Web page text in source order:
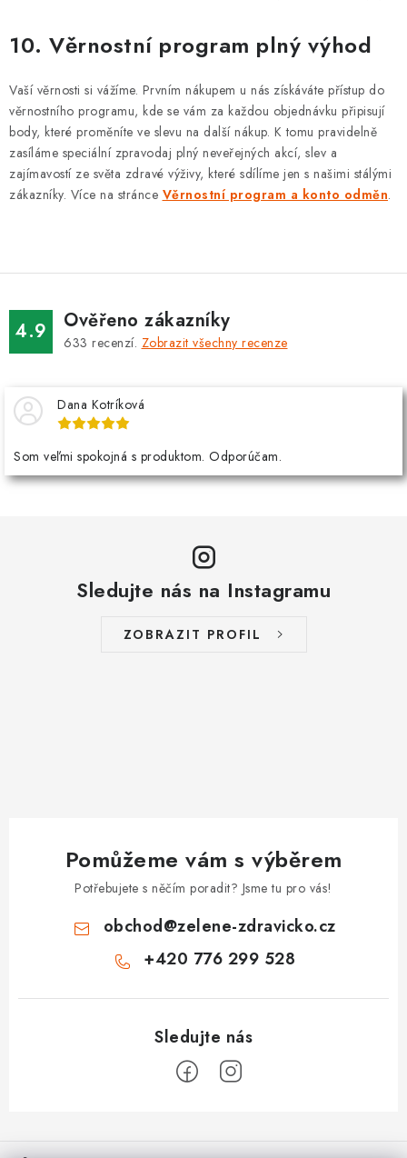
10. Věrnostní program plný výhod
Vaší věrnosti si vážíme. Prvním nákupem u nás získáváte přístup do
věrnostního programu, kde se vám za každou objednávku připisují
body, které proměníte ve slevu na další nákup. K tomu pravidelně
zasíláme speciální zpravodaj plný neveřejných akcí, slev a
zajímavostí ze světa zdravé výživy, které sdílíme jen s našimi stálými
zákazníky. Více na stránce Věrnostní program a konto odměn.
4.9 Ověřeno zákazníky
633 recenzí. Zobrazit všechny recenze
Dana Kotríková
Som veľmi spokojná s produktom. Odporúčam.
Sledujte nás na Instagramu
ZOBRAZIT PROFIL
Pomůžeme vám s výběrem
Potřebujete s něčím poradit? Jsme tu pro vás!
obchod@zelene-zdravicko.cz
+420 776 299 528
á